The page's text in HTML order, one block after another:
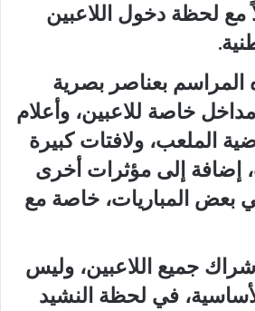
مع لحظة دخول اللاعبين
المراسم بعناصر بصرية
خاصة للاعبين، وأعلام
الملعب، ولافتات كبيرة
إضافة إلى مؤثرات أخرى
بعض المباريات، خاصة مع
جميع اللاعبين، وليس
في لحظة النشيد